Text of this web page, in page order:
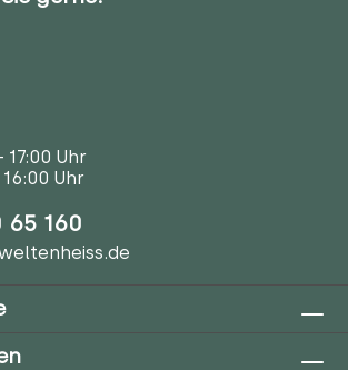
17:00 Uhr
Uhr
160